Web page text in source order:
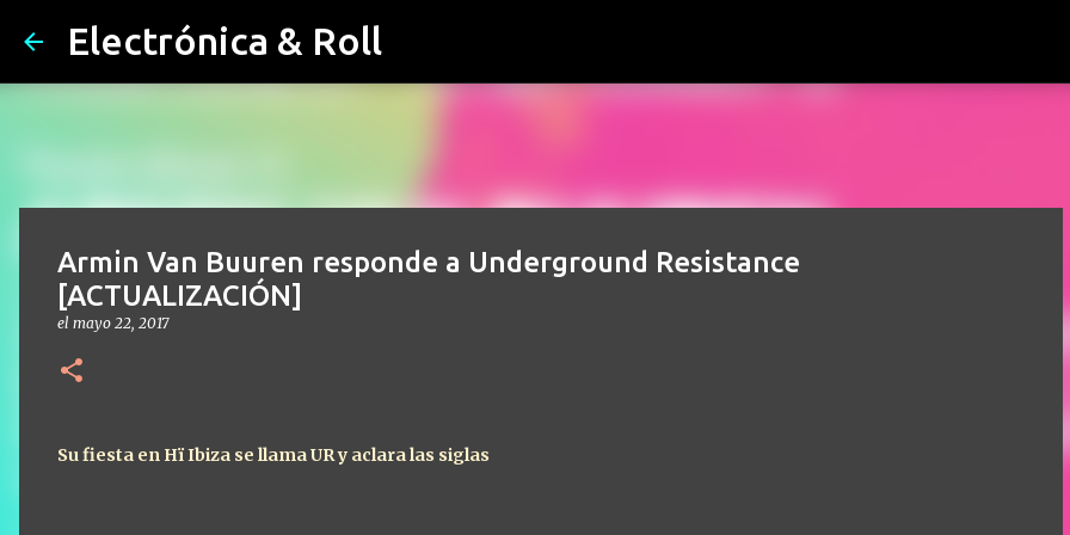
Electrónica & Roll
Armin Van Buuren responde a Underground Resistance
[ACTUALIZACIÓN]
el mayo 22, 2017
Su fiesta en Hï Ibiza se llama UR y aclara las siglas